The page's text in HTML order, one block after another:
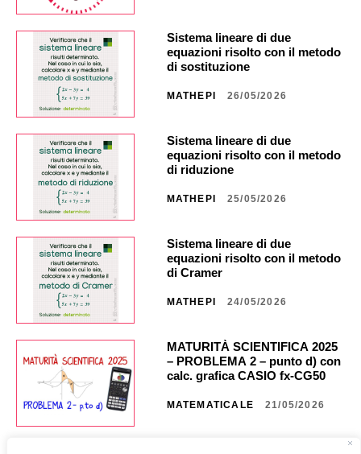
Sistema lineare di due
equazioni risolto con il metodo
di sostituzione
MATHEPI 26/05/2026
Sistema lineare di due
equazioni risolto con il metodo
di riduzione
MATHEPI 25/05/2026
Sistema lineare di due
equazioni risolto con il metodo
di Cramer
MATHEPI 24/05/2026
MATURITÀ SCIENTIFICA 2025
– PROBLEMA 2 – punto d) con
calc. grafica CASIO fx-CG50 _
MATEMATICALE 21/05/2026